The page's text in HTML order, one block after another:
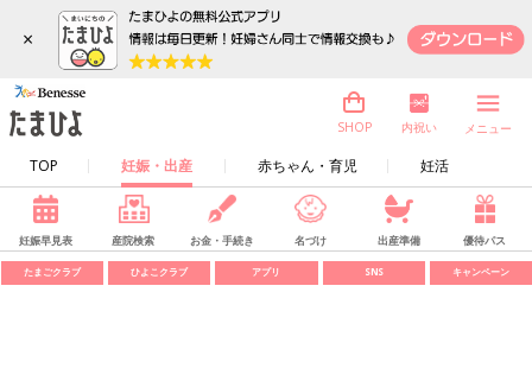
×
TOP 妊娠・出産 赤ちゃん・育児 妊活
SHOP 内祝い メニュー
妊娠早見表 産院検索 お金・手続き 名づけ 出産準備 優待パス
たまごクラブ ひよこクラブ アプリ SNS キャンペーン